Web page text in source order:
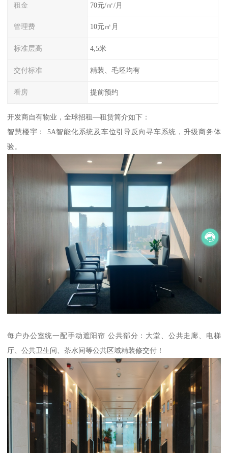
租金 70元/㎡/月
管理费 10元㎡月
标准层高 4,5米
交付标准 精装、毛坯均有
看房 提前预约
开发商自有物业，全球招租—租赁简介如下：
智慧楼宇： 5A智能化系统及车位引导反向寻车系统，升级商务体
验。
每户办公室统一配手动遮阳帘 公共部分：大堂、公共走廊、电梯
厅、公共卫生间、茶水间等公共区域精装修交付！